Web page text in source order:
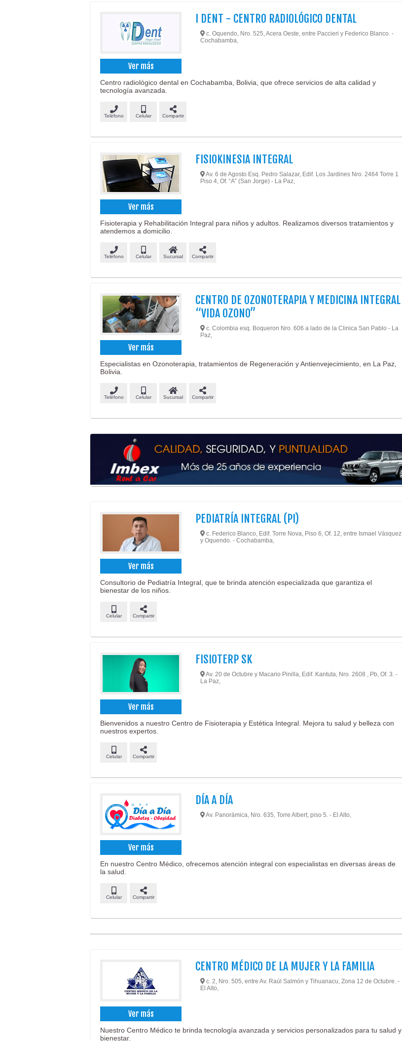
Ver más
I DENT - CENTRO RADIOLÓGICO DENTAL
c. Oquendo, Nro. 525, Acera Oeste, entre Paccieri y Federico Blanco. -
Cochabamba,
Centro radiológico dental en Cochabamba, Bolivia, que ofrece servicios de alta calidad y
tecnología avanzada.
Teléfono Celular Compartir
Ver más
FISIOKINESIA INTEGRAL
Av. 6 de Agosto Esq. Pedro Salazar, Edif. Los Jardines Nro. 2464 Torre 1
Piso 4, Of. “A” (San Jorge) - La Paz,
Fisioterapia y Rehabilitación Integral para niños y adultos. Realizamos diversos tratamientos y
atendemos a domicilio.
Teléfono Celular Sucursal Compartir
Ver más
CENTRO DE OZONOTERAPIA Y MEDICINA INTEGRAL
“VIDA OZONO”
c. Colombia esq. Boqueron Nro. 606 a lado de la Clinica San Pablo - La
Paz,
Especialistas en Ozonoterapia, tratamientos de Regeneración y Antienvejecimiento, en La Paz,
Bolivia.
Teléfono Celular Sucursal Compartir
Ver más
PEDIATRÍA INTEGRAL (PI)
c. Federico Blanco, Edif. Torre Nova, Piso 6, Of. 12, entre Ismael Vásquez
y Oquendo. - Cochabamba,
Consultorio de Pediatría Integral, que te brinda atención especializada que garantiza el
bienestar de los niños.
Celular Compartir
Ver más
FISIOTERP SK
Av. 20 de Octubre y Macario Pinilla, Edif. Kantuta, Nro. 2608 , Pb, Of. 3. -
La Paz,
Bienvenidos a nuestro Centro de Fisioterapia y Estética Integral. Mejora tu salud y belleza con
nuestros expertos.
Celular Compartir
Ver más
DÍA A DÍA
Av. Panorámica, Nro. 635, Torre Albert, piso 5. - El Alto,
En nuestro Centro Médico, ofrecemos atención integral con especialistas en diversas áreas de
la salud.
Celular Compartir
Ver más
CENTRO MÉDICO DE LA MUJER Y LA FAMILIA
c. 2, Nro. 505, entre Av. Raúl Salmón y Tihuanacu, Zona 12 de Octubre. -
El Alto,
Nuestro Centro Médico te brinda tecnología avanzada y servicios personalizados para tu salud y
bienestar.